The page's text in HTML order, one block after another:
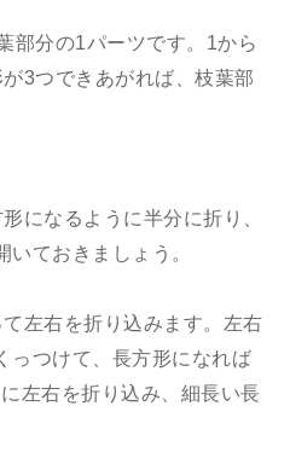
部分の1パーツです。1から
3つできあがれば、枝葉部
になるように半分に折り、
ておきましょう。
左右を折り込みます。左右
っつけて、長方形になれば
左右を折り込み、細長い長